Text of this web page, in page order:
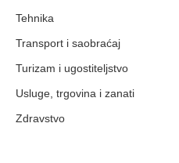
Tehnika
Transport i saobraćaj
Turizam i ugostiteljstvo
Usluge, trgovina i zanati
Zdravstvo